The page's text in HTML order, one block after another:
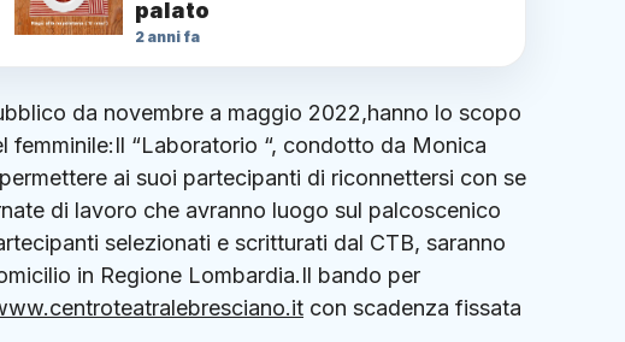
palato
2 anni fa
da novembre a maggio 2022,hanno lo scopo
“Laboratorio “, condotto da Monica
ai suoi partecipanti di riconnettersi con se
di lavoro che avranno luogo sul palcoscenico
selezionati e scritturati dal CTB, saranno
in Regione Lombardia.Il bando per
con scadenza fissata